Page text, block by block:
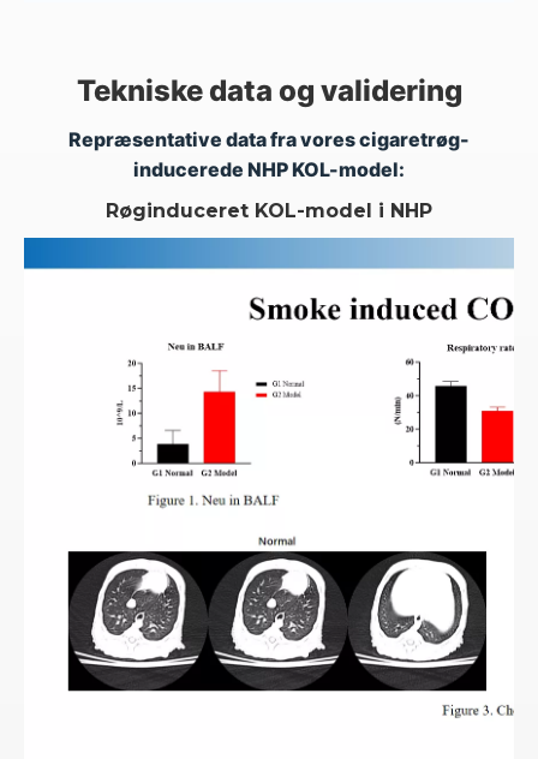
Tekniske data og validering
Repræsentative data fra vores cigaretrøg-
inducerede NHP KOL-model:
Røginduceret KOL-model i NHP